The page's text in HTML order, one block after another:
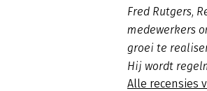
Fred Rutgers,
medewerkers
groei te
Hij wordt
Alle recensies